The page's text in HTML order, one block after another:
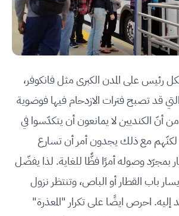
رئيس على المدن الكبرى مثل فانكوفر،
قد تصبح فترات الازدحام فيها فوضوية
أنّ الكنديين لا يمانعون أن يتكدّسوا في
لكنّهم مع ذلك يجدون أمر أن تسارع
بمجرّد وصوله أمرًا فظًّا للغاية. لذا يفضّل
باب القطار أو الباص، وتنتظر نزول
احرص ايضًا على تكرار "المعذرة"